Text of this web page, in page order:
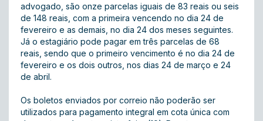
advogado, são onze parcelas iguais de 83 reais ou seis
de 148 reais, com a primeira vencendo no dia 24 de
fevereiro e as demais, no dia 24 dos meses seguintes.
Já o estagiário pode pagar em três parcelas de 68
reais, sendo que o primeiro vencimento é no dia 24 de
fevereiro e os dois outros, nos dias 24 de março e 24
de abril.
Os boletos enviados por correio não poderão ser
utilizados para pagamento integral em cota única com